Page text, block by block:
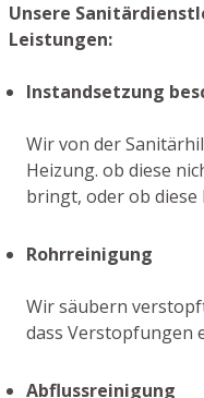
Unsere
Leistungen:
Instandsetzung
Wir von der
Heizung. ob diese
bringt, oder ob
Rohrreinigung
Wir säubern
dass Verstopfungen
Abflussreinigung